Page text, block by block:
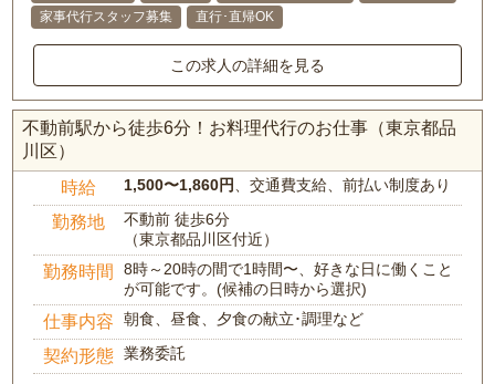
家事代行スタッフ募集
直行･直帰OK
この求人の詳細を見る
不動前駅から徒歩6分！お料理代行のお仕事（東京都品
川区）
時給 1,500〜1,860円 、交通費支給、前払い制度あり
勤務地
不動前 徒歩6分
（東京都品川区付近）
勤務時間
8時～20時の間で1時間〜、好きな日に働くこと
が可能です。(候補の日時から選択)
仕事内容 朝食、昼食、夕食の献立･調理など
契約形態 業務委託